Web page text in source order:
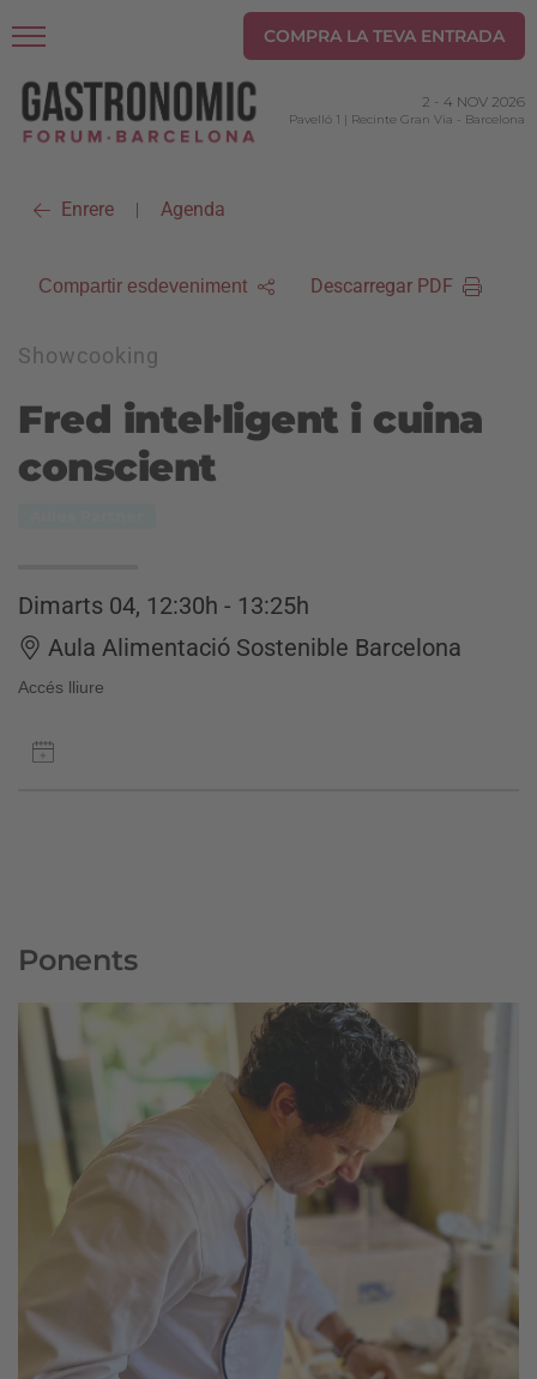
COMPRA LA TEVA ENTRADA
2 - 4 NOV 2026
Pavelló 1 | Recinte Gran Via - Barcelona
Enrere | Agenda
Compartir esdeveniment Descarregar PDF
Showcooking
Fred intel·ligent i cuina
conscient
Dimarts 04, 12:30h - 13:25h
Aula Alimentació Sostenible Barcelona
Accés lliure
Ponents